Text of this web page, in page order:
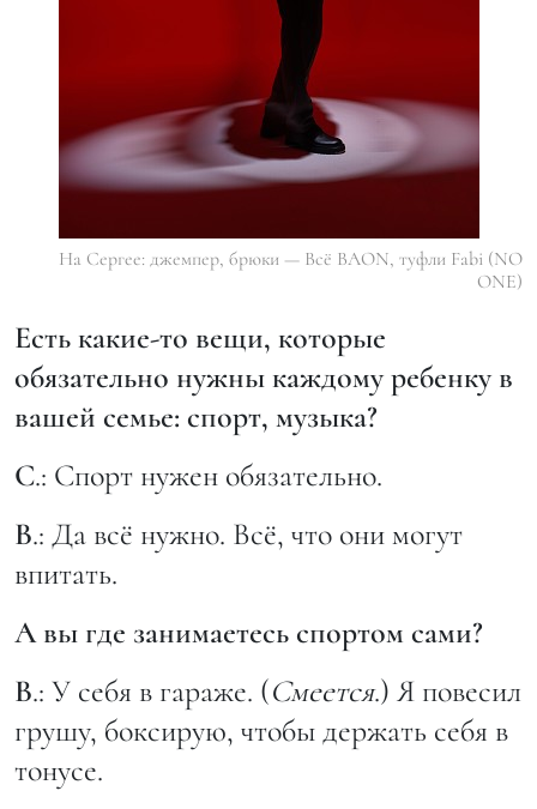
На Сергее: джемпер, брюки — Всё BAON, туфли Fabi (NO
ONE)
Есть какие-то вещи, которые
обязательно нужны каждому ребенку в
вашей семье: спорт, музыка?
С.: Спорт нужен обязательно.
В.: Да всё нужно. Всё, что они могут
впитать.
А вы где занимаетесь спортом сами?
В.: У себя в гараже. (Смеется.) Я повесил
грушу, боксирую, чтобы держать себя в
тонусе.